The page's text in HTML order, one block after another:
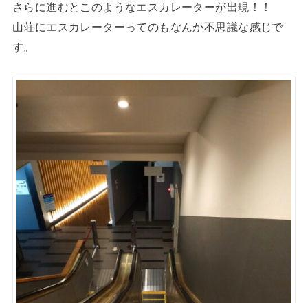
さらに進むとこのようなエスカレーターが出現！！
山荘にエスカレーターってのもなんか不思議な感じで
す。